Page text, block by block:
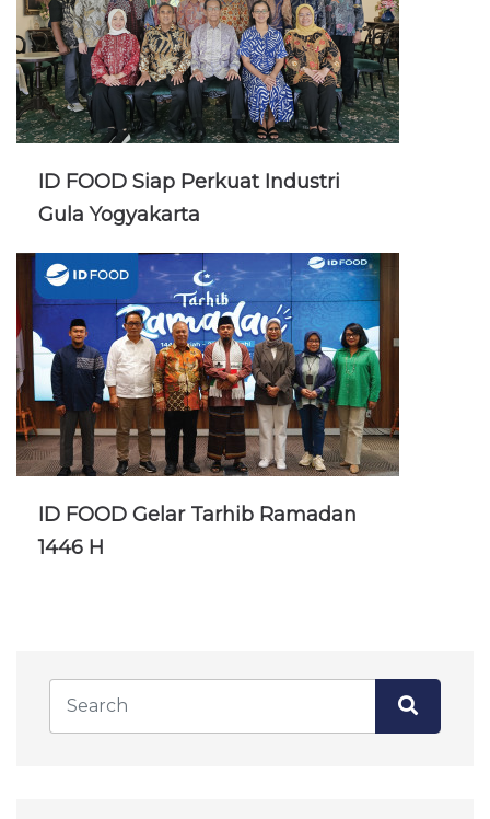
ID FOOD Siap Perkuat Industri
Gula Yogyakarta
ID FOOD Gelar Tarhib Ramadan
1446 H